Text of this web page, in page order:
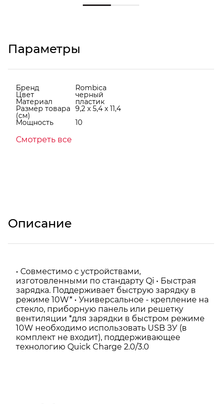
Параметры
Бренд Rombica
Цвет черный
Материал пластик
Размер товара
(см)
9,2 х 5,4 х 11,4
Мощность
10
Смотреть все
Описание
• Совместимо с устройствами,
изготовленными по стандарту Qi • Быстрая
зарядка. Поддерживает быструю зарядку в
режиме 10W* • Универсальное - крепление на
стекло, приборную панель или решетку
вентиляции *для зарядки в быстром режиме
10W необходимо использовать USB ЗУ (в
комплект не входит), поддерживающее
технологию Quick Charge 2.0/3.0